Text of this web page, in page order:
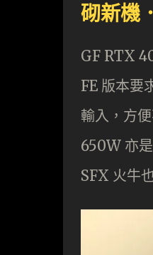
砌新機
GF RTX
FE 版本要
輸入，方
650W 亦
SFX 火牛